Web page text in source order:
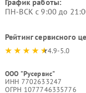
График работы:
ПН-ВСК с 9:00 до
Рейтинг сервисного
4.9-5.0
ООО "Русервис"
ИНН 7702633247
ОГРН 1077746335776